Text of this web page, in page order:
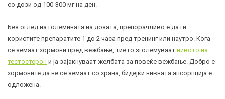
со дози од 100-300 мг на ден.
Без оглед на големината на дозата, препорачливо е да ги
користите препаратите 1 до 2 часа пред тренинг или наутро. Кога
се земаат хормони пред вежбање, тие го зголемуваат нивото на
тестостерон и ја зајакнуваат желбата за повеќе вежбање. Добро е
хормоните да не се земаат со храна, бидејќи нивната апсорпција е
одложена.